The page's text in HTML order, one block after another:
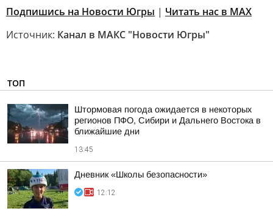
Подпишись на Новости Югры | Читать нас в MAX
Источник: Канал в МАКС "Новости Югры"
ТОП
Штормовая погода ожидается в некоторых
регионов ПФО, Сибири и Дальнего Востока в
ближайшие дни
13:45
Дневник «Школы безопасности»
12:12